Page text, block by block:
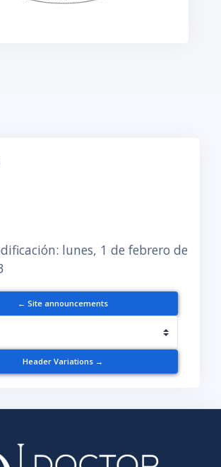
lunes, 1 de febrero de
← Site announcements
Header Variations →